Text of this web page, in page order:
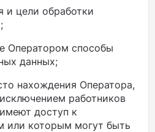
и цели обработки
Оператором способы
данных;
нахождения Оператора,
работников
доступ к
или которым могут быть